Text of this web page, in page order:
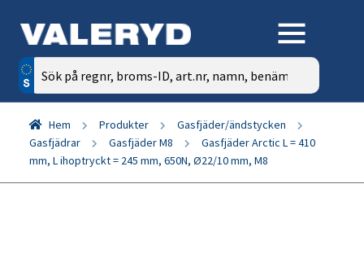
Sök
efter:
Hem Produkter
Gasfjäder/ändstycken
Gasfjädrar
Gasfjäder M8
Gasfjäder Arctic L = 410
mm, L ihoptryckt = 245 mm, 650N, Ø22/10 mm, M8